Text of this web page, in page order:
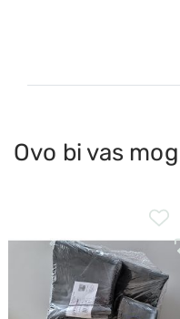
Ovo bi vas